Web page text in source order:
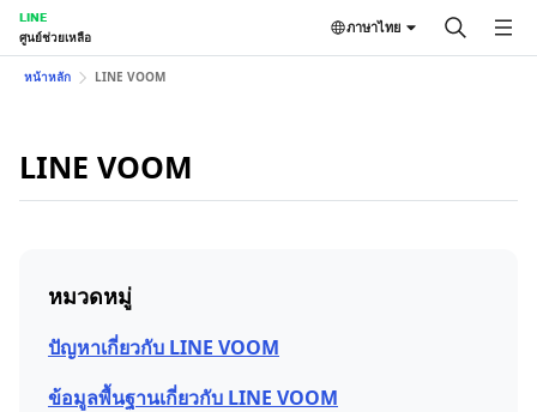
LINE
ศูนย์ช่วยเหลือ
ภาษาไทย
หน้าหลัก LINE VOOM
LINE VOOM
หมวดหมู่
ปัญหาเกี่ยวกับ LINE VOOM
ข้อมูลพื้นฐานเกี่ยวกับ LINE VOOM